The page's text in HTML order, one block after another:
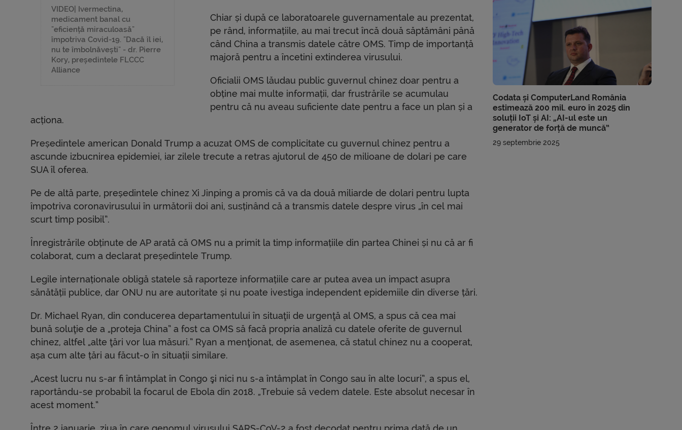
VIDEO| Ivermectina,
medicament banal cu
"eficiență miraculoasă"
împotriva Covid-19. "Dacă îl iei,
nu te îmbolnăvești" - dr. Pierre
Kory, președintele FLCCC
Alliance
Chiar și după ce laboratoarele guvernamentale au prezentat,
pe rând, informațiile, au mai trecut încă două săptămâni până
când China a transmis datele către OMS. Timp de importanță
majoră pentru a încetini extinderea virusului.
Oficialii OMS lăudau public guvernul chinez doar pentru a
obține mai multe informații, dar frustrările se acumulau
pentru că nu aveau suficiente date pentru a face un plan și a
acționa.
Președintele american Donald Trump a acuzat OMS de complicitate cu guvernul chinez pentru a
ascunde izbucnirea epidemiei, iar zilele trecute a retras ajutorul de 450 de milioane de dolari pe care
SUA îl oferea.
Pe de altă parte, președintele chinez Xi Jinping a promis că va da două miliarde de dolari pentru lupta
împotriva coronavirusului în următorii doi ani, susținând că a transmis datele despre virus „în cel mai
scurt timp posibil”.
Înregistrările obținute de AP arată că OMS nu a primit la timp informațiile din partea Chinei și nu că ar fi
colaborat, cum a declarat președintele Trump.
Legile internaționale obligă statele să raporteze informațiile care ar putea avea un impact asupra
sănătății publice, dar ONU nu are autoritate și nu poate ivestiga independent epidemiile din diverse țări.
Dr. Michael Ryan, din conducerea departamentului în situaţii de urgenţă al OMS, a spus că cea mai
bună soluţie de a „proteja China” a fost ca OMS să facă propria analiză cu datele oferite de guvernul
chinez, altfel „alte ţări vor lua măsuri.” Ryan a menţionat, de asemenea, că statul chinez nu a cooperat,
așa cum alte țări au făcut-o în situații similare.
„Acest lucru nu s-ar fi întâmplat în Congo şi nici nu s-a întâmplat în Congo sau în alte locuri”, a spus el,
raportându-se probabil la focarul de Ebola din 2018. „Trebuie să vedem datele. Este absolut necesar în
acest moment.“
Codata și ComputerLand România
estimează 200 mil. euro în 2025 din
soluții IoT și AI: „AI-ul este un
generator de forță de muncă”
29 septembrie 2025